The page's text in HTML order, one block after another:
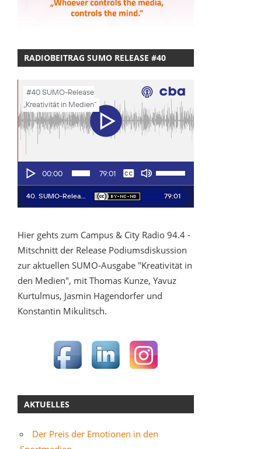
RADIOBEITRAG SUMO RELEASE #40
Hier gehts zum Campus & City Radio 94.4 -
Mitschnitt der Release Podiumsdiskussion
zur aktuellen SUMO-Ausgabe "Kreativität in
den Medien", mit Thomas Kunze, Yavuz
Kurtulmus, Jasmin Hagendorfer und
Konstantin Mikulitsch.
AKTUELLES
Der Preis der Emotionen in den